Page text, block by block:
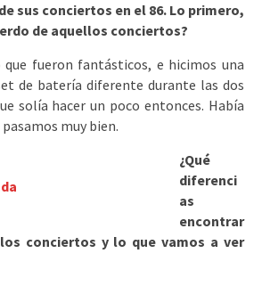
sus conciertos en el 86. Lo primero,
de aquellos conciertos?
que fueron fantásticos, e hicimos una
de batería diferente durante las dos
solía hacer un poco entonces. Había
muy bien.
¿Qué
diferenci
as
encontrar
conciertos y lo que vamos a ver